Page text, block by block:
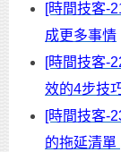
[時間技客-
成更多事情
[時間技客-
效的4步技
[時間技客-
的拖延清單